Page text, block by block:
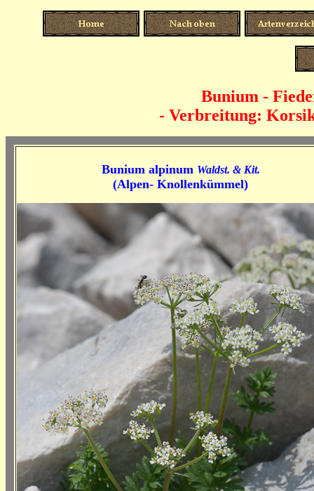
Bunium -
- Verbreitung:
Bunium alpinum Waldst. & Kit.
(Alpen- Knollenkümmel)